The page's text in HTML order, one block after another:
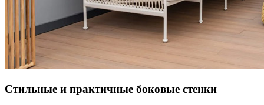
Стильные и практичные боковые стенки